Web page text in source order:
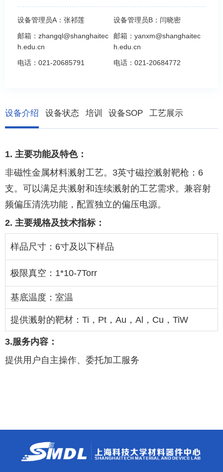
设备管理员A： 张祁莲 设备管理员B： 闫晓密
邮箱： zhangql@shanghaitec
h.edu.cn
邮箱： yanxm@shanghaitec
h.edu.cn
电话： 021-20685791 电话： 021-20684772
设备介绍 设备状态 培训 设备SOP 工艺展示
1. 主要功能及特色：
非磁性金属材料溅射工艺。 3英寸磁控溅射靶枪： 6
支。可以满足共溅射和连续溅射的工艺需求。兼容射
频偏压清洗功能，配置独立的偏压电源。
2. 主要规格及技术指标：
样品尺寸： 6寸及以下样品
极限真空： 1*10-7Torr
基底温度：室温
提供溅射的靶材： Ti ， Pt ， Au ， Al ， Cu ， TiW
3.服务内容：
提供用户自主操作、委托加工服务